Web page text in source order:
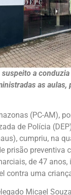
a conduzia
as aulas,
(PC-AM),
de Polícia
cumpriu, na
prisão preventiva
de 47
contra uma
Micael